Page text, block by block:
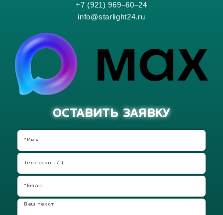
+7 (921) 969–60–24
info@starlight24.ru
ОСТАВИТЬ ЗАЯВКУ